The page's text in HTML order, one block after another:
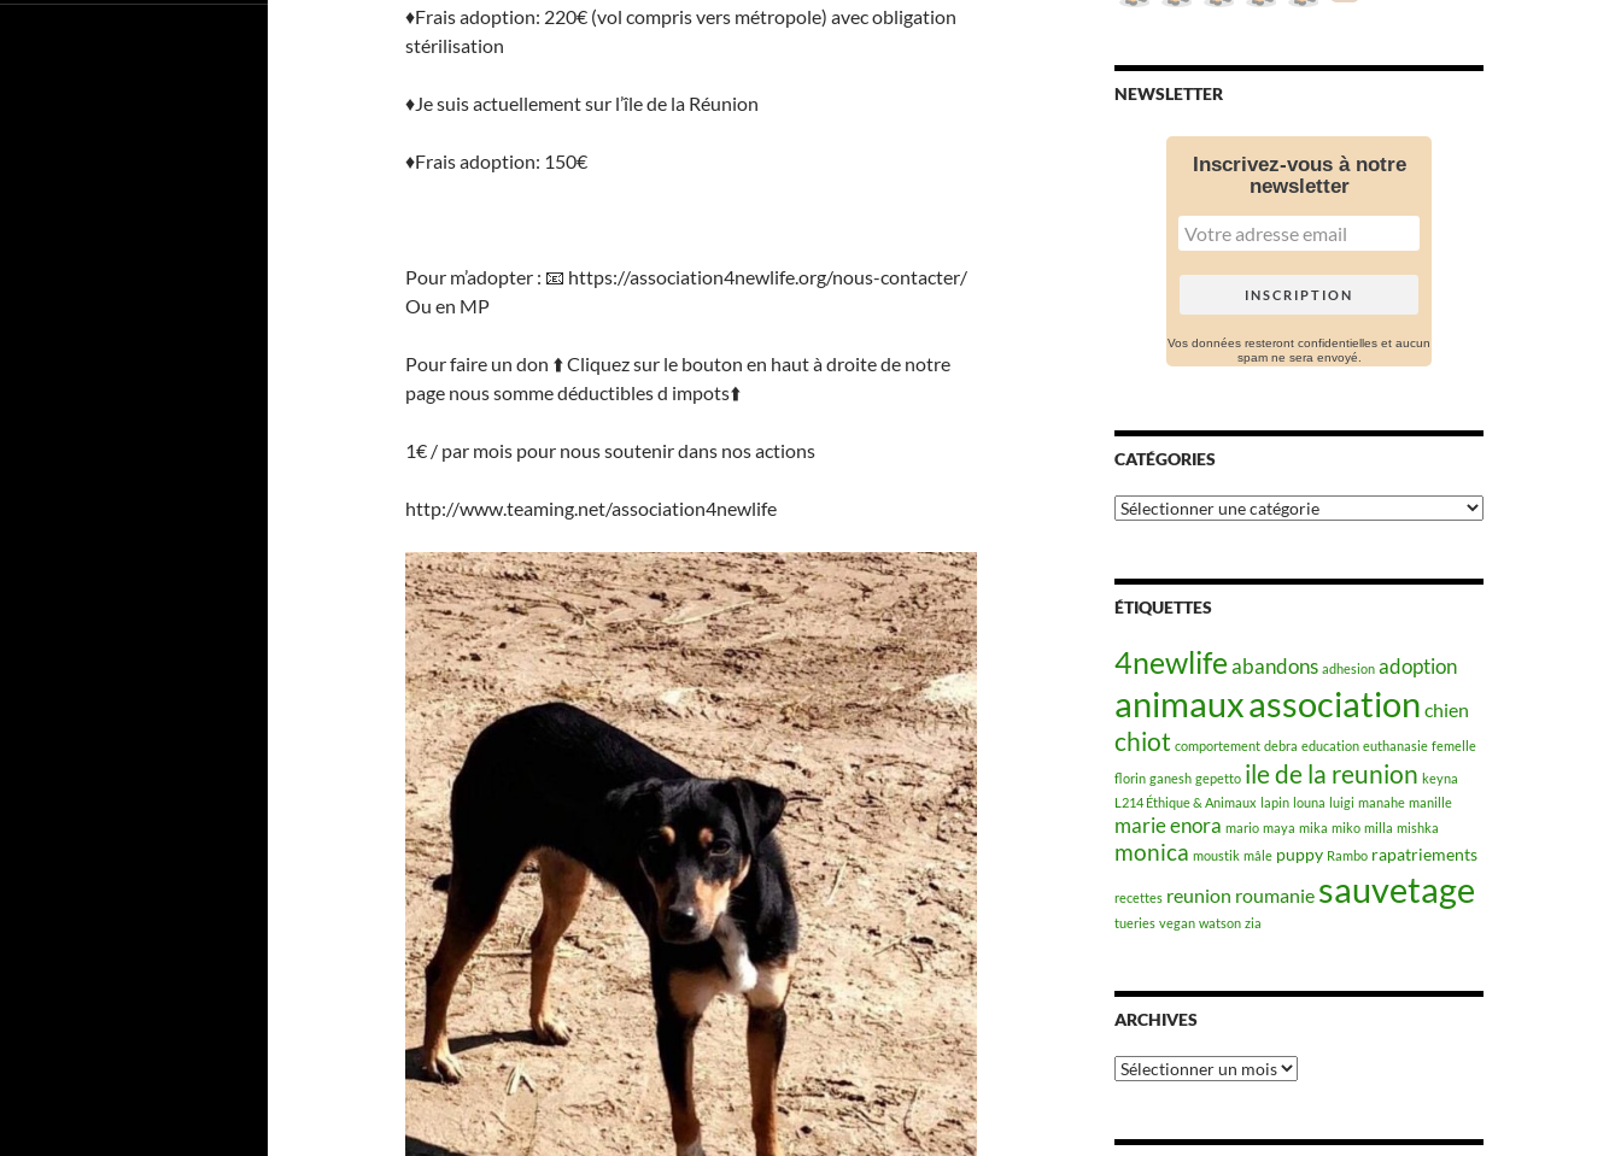
♦Frais adoption: 220€ (vol compris vers métropole) avec obligation
stérilisation
♦Je suis actuellement sur l’île de la Réunion
♦Frais adoption: 150€
Pour m’adopter : 📧 https://association4newlife.org/nous-contacter/
Ou en MP
Pour faire un don ⬆️ Cliquez sur le bouton en haut à droite de notre
page nous somme déductibles d impots⬆️
1€ / par mois pour nous soutenir dans nos actions
http://www.teaming.net/association4newlife
NEWSLETTER
Inscrivez-vous à notre
newsletter
Vos données resteront confidentielles et aucun
spam ne sera envoyé.
CATÉGORIES
Catégories
ÉTIQUETTES
4newlifeabandons adhesion adoption
animauxassociation chien
chiot comportement debra education euthanasie femelle
florin ganesh gepetto ile de la reunion keyna
L214 Éthique & Animaux lapin louna luigi manahe manille
marie enora mario maya mika miko milla mishka
monica moustik mâle puppy Rambo rapatriements
recettes reunion roumanie sauvetage
tueries vegan watson zia
ARCHIVES
Archives